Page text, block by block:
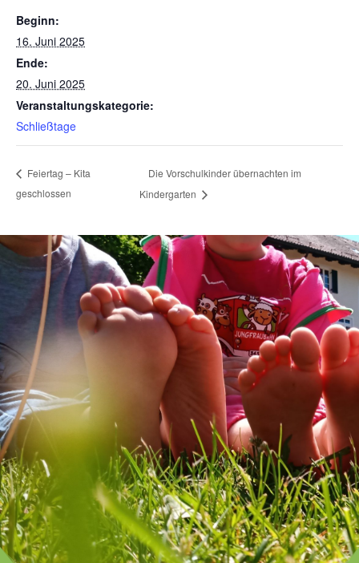
Beginn:
16. Juni 2025
Ende:
20. Juni 2025
Veranstaltungskategorie:
Schließtage
Feiertag – Kita
geschlossen
Die Vorschulkinder übernachten im
Kindergarten